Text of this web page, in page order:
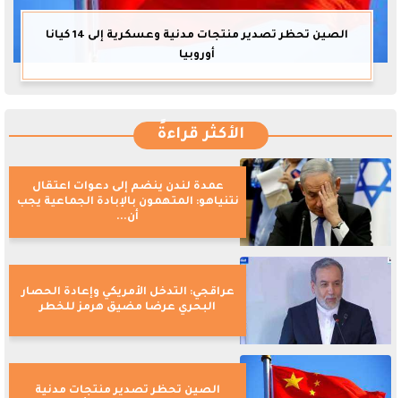
الصين تحظر تصدير منتجات مدنية وعسكرية إلى 14 كيانا
أوروبيا
الأكثر قراءةً
عمدة لندن ينضم إلى دعوات اعتقال
نتنياهو: المتهمون بالإبادة الجماعية يجب
أن...
عراقجي: التدخل الأمريكي وإعادة الحصار
البحري عرضا مضيق هرمز للخطر
الصين تحظر تصدير منتجات مدنية